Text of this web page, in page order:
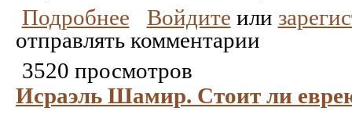
Подробнее
Войдите или
отправлять комментарии
3520 просмотров
Исраэль Шамир. Стоит ли